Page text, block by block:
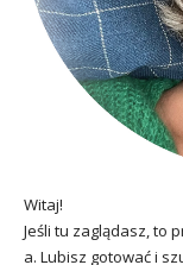
Witaj!
Jeśli tu zaglądasz, to
a. Lubisz gotować i